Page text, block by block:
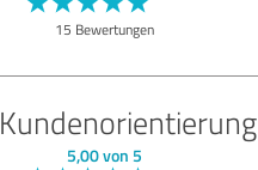
15 Bewertungen
Kundenorientierung
5,00 von 5